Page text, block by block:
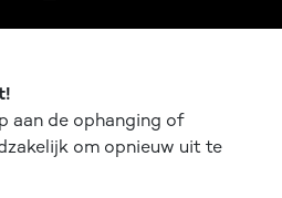
aan de ophanging of
om opnieuw uit te